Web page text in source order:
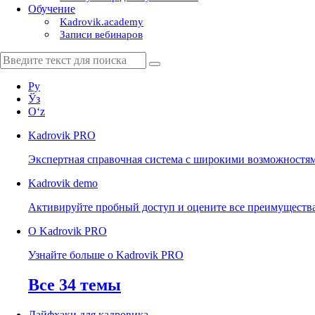
Обучение
Kadrovik.academy
Записи вебинаров
Ру
Ўз
Oʻz
Kadrovik PRO
Экспертная справочная система с широкими
Kadrovik demo
Активируйте пробный доступ и оцените все
О Kadrovik PRO
Узнайте больше о Kadrovik PRO
Все 34 темы